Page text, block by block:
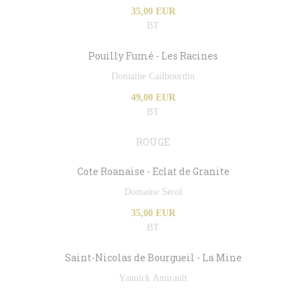
35,00 EUR
BT
Pouilly Fumé - Les Racines
Domaine Cailbourdin
49,00 EUR
BT
ROUGE
Cote Roanaise - Eclat de Granite
Domaine Sérol
35,00 EUR
BT
Saint-Nicolas de Bourgueil - La Mine
Yannick Amirault